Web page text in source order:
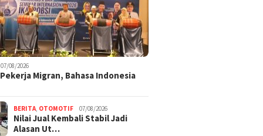
07/08/2026
Migran, Bahasa Indonesia
BERITA, OTOMOTIF 07/08/2026
Nilai Jual Kembali Stabil Jadi
Alasan Ut…